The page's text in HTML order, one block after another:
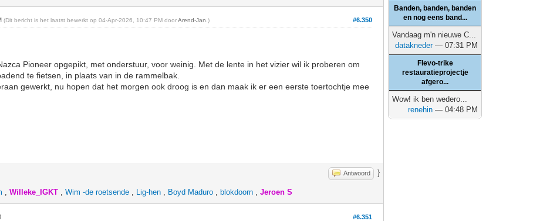
#6.350
(Dit bericht is het laatst bewerkt op 04-Apr-2026, 10:47 PM doorArend-Jan .)
Pioneer opgepikt, met onderstuur, voor weinig. Met de lente in het vizier wil ik proberen om
te fietsen, in plaats van in de rammelbak.
gewerkt, nu hopen dat het morgen ook droog is en dan maak ik er een eerste toertochtje mee
Antwoord }
,Willeke_IGKT ,Wim -de roetsende , Lig-hen , Boyd Maduro , blokdoorn ,Jeroen S
#6.351
Banden, banden, banden
en nog eens band...
Vandaag m'n nieuwe C...
datakneder— 07:31 PM
Flevo-trike
restauratieprojectje
afgero...
Wow! ik ben wedero...
renehin — 04:48 PM